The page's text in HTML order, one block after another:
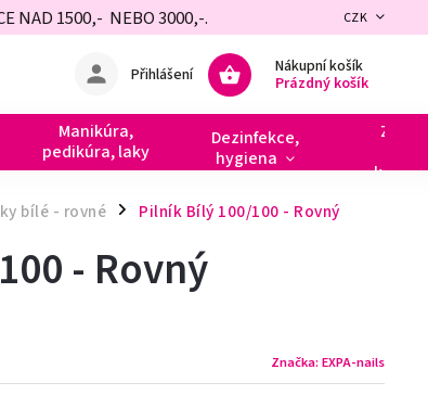
NAD 1500,- NEBO 3000,-. CZK
Nákupní košík
Prázdný košík
Přihlášení
Manikúra,
pedikúra, laky
Dezinfekce,
hygiena
bílé - rovné / Pilník Bílý 100/100 - Rovný
- Rovný
Značka: EXPA-nails